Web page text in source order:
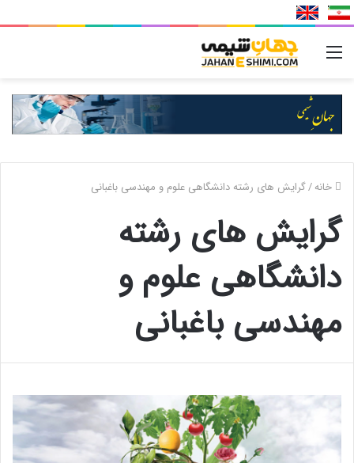
خانه/گرایش های رشته دانشگاهی علوم و مهندسی باغبانی
گرایش های رشته
دانشگاهی علوم و
مهندسی باغبانی